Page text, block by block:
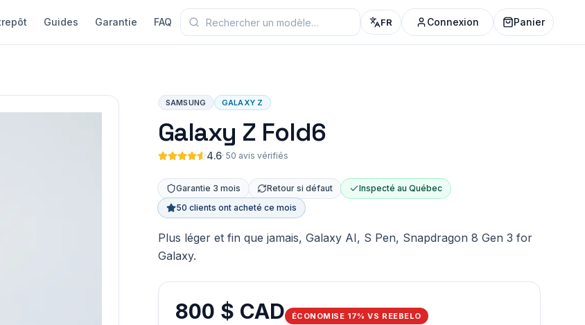
Guides Garantie FAQ FR Connexion Panier
SAMSUNG GALAXY Z
Galaxy Z Fold6
4.6· 50 avis vérifiés
Garantie 3 mois Retour si défaut
Inspecté au Québec
50 clients ont acheté ce mois
Plus léger et fin que jamais, Galaxy AI, S Pen, Snapdragon 8 Gen 3 for
Galaxy.
800 $ CAD ÉCONOMISE 17% VS REEBELO